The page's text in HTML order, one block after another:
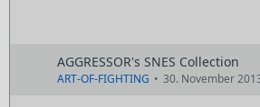
AGGRESSOR's SNES Collection
ART-OF-FIGHTING 30. November